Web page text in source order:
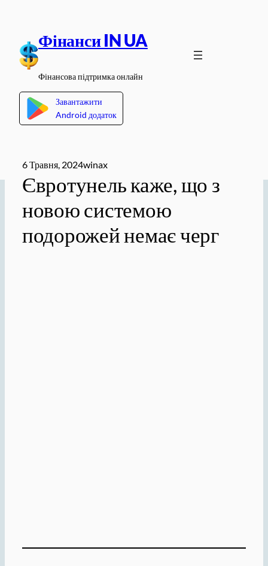
вмісту
Фінанси IN UA
Фінансова підтримка онлайн
Завантажити
Android додаток
6 Травня, 2024winax
Євротунель каже, що з
новою системою
подорожей немає черг